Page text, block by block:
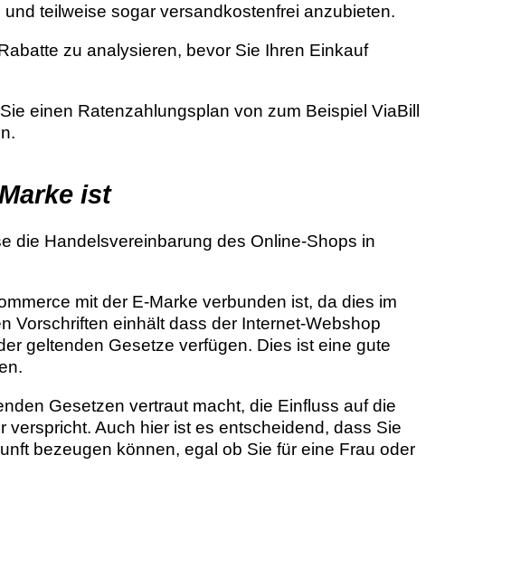
teilweise sogar versandkostenfrei anzubieten.
zu analysieren, bevor Sie Ihren Einkauf
einen Ratenzahlungsplan von zum Beispiel ViaBill
ist
die Handelsvereinbarung des Online-Shops in
mit der E-Marke verbunden ist, da dies im
Vorschriften einhält dass der Internet-Webshop
geltenden Gesetze verfügen. Dies ist eine gute
Gesetzen vertraut macht, die Einfluss auf die
Auch hier ist es entscheidend, dass Sie
bezeugen können, egal ob Sie für eine Frau oder